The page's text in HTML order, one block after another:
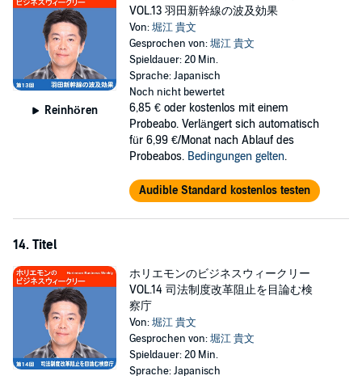
Reinhören
VOL.13 羽田新幹線の波及効果
Von:堀江 貴文
Gesprochen von:堀江 貴文
Spieldauer: 20 Min.
Sprache: Japanisch
Noch nicht bewertet
6,85 € oder kostenlos mit einem
Probeabo. Verlängert sich automatisch
für 6,99 €/Monat nach Ablauf des
Probeabos. Bedingungen gelten.
Audible Standard kostenlos testen
14. Titel
ホリエモンのビジネスウィークリー
VOL.14 司法制度改革阻止を目論む検
察庁
Von:堀江 貴文
Gesprochen von:堀江 貴文
Spieldauer: 20 Min.
Sprache: Japanisch